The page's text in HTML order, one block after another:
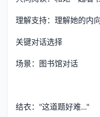
理解支持：理解她的内
关键对话选择
场景：图书馆对话
结衣："这道题好难..."